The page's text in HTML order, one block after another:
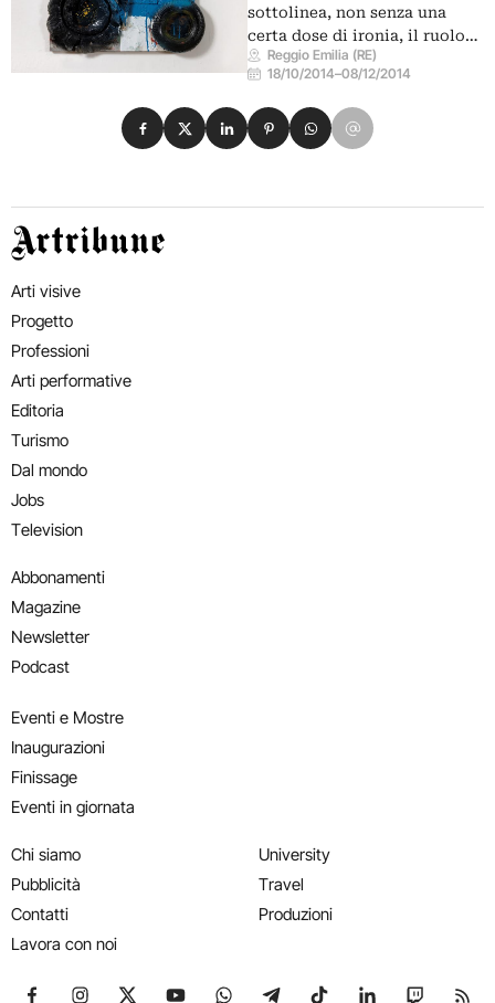
sottolinea, non senza una
certa dose di ironia, il ruolo…
Reggio Emilia (RE)
18/10/2014–08/12/2014
Condividi su Facebook
Condividi su X
Condividi su LinkedIn
Condividi su Pinterest
Condividi su WhatsApp
Condividi su Email
Artribune
Arti visive
Progetto
Professioni
Arti performative
Editoria
Turismo
Dal mondo
Jobs
Television
Abbonamenti
Magazine
Newsletter
Podcast
Eventi e Mostre
Inaugurazioni
Finissage
Eventi in giornata
Chi siamo
Pubblicità
Contatti
Lavora con noi
University
Travel
Produzioni
Seguici su Facebook
Seguici su Instagram
Seguici su X
Seguici su YouTube
Seguici su WhatsApp
Seguici su Telegram
Seguici su TikTok
Seguici su
Seguici